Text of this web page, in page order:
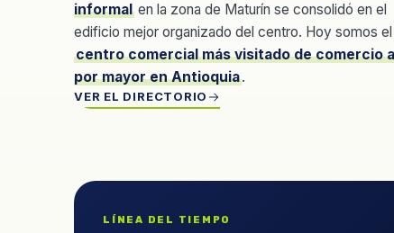
informal en la zona de Maturín se consolidó en el
edificio mejor organizado del centro. Hoy somos el
centro comercial más visitado de comercio
por mayor en Antioquia.
VER EL DIRECTORIO
LÍNEA DEL TIEMPO